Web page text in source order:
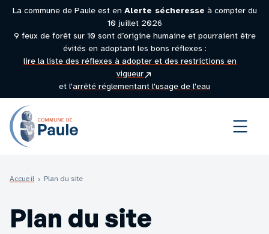
La commune de Paule est en Alerte sécheresse à compter du
10 juillet 2026
9 feux de forêt sur 10 sont d’origine humaine et pourraient être
évités en adoptant les bons réflexes :
lire la liste des réflexes à adopter et des restrictions en
vigueur(site
externe)
et l'arrêté réglementant l'usage de l'eau
Menu
Accueil › Plan du site
Plan du site